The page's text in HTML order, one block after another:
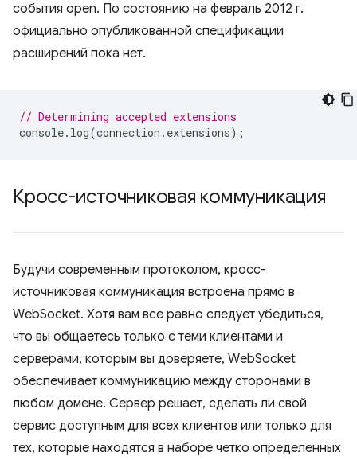
события open. По состоянию на февраль 2012 г.
официально опубликованной спецификации
расширений пока нет.
// Determining accepted extensions
console. log(connection . extensions);
Кросс-источниковая коммуникация
Будучи современным протоколом, кросс-
источниковая коммуникация встроена прямо в
WebSocket. Хотя вам все равно следует убедиться,
что вы общаетесь только с теми клиентами и
серверами, которым вы доверяете, WebSocket
обеспечивает коммуникацию между сторонами в
любом домене. Сервер решает, сделать ли свой
сервис доступным для всех клиентов или только для
тех, которые находятся в наборе четко определенных